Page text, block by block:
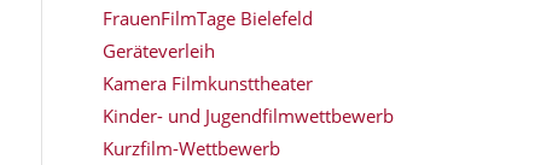
FrauenFilmTage Bielefeld
Geräteverleih
Kamera Filmkunsttheater
Kinder- und Jugendfilmwettbewerb
Kurzfilm-Wettbewerb